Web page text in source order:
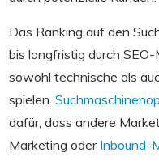
Das Ranking auf den
bis langfristig durch
sowohl technische als
spielen.
dafür, dass andere
Marketing oder Inbound-